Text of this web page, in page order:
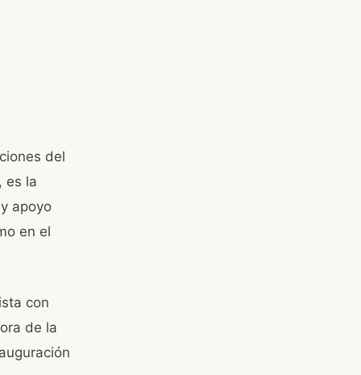
del
es la
apoyo
en el
con
de la